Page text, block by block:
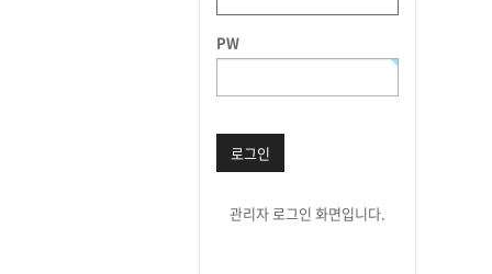
PW
로그인
관리자 로그인 화면입니다.